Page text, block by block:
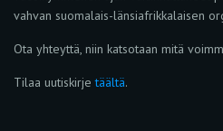
vahvan suomalais-länsiafrikkalaisen
Ota yhteyttä, niin katsotaan mitä
Tilaa uutiskirjetäältä.